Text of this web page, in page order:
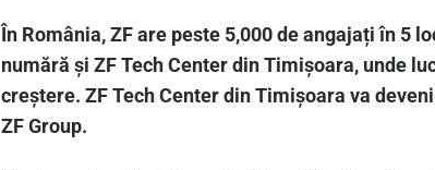
În România, ZF are peste 5,000 de angajați în 5
numără și ZF Tech Center din Timișoara, unde
creștere. ZF Tech Center din Timișoara va
ZF Group.